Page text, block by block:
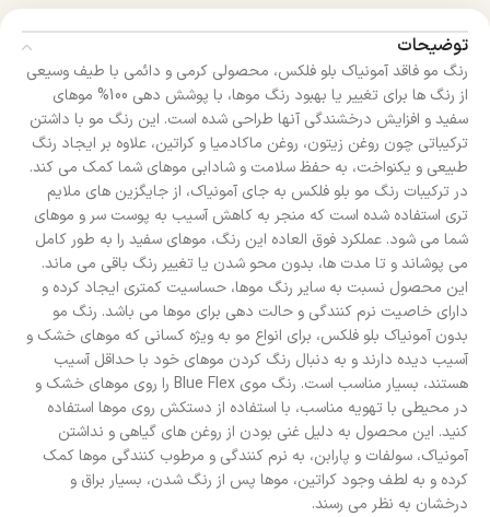
توضیحات
رنگ مو فاقد آمونیاک بلو فلکس، محصولی کرمی و دائمی با طیف وسیعی
از رنگ ها برای تغییر یا بهبود رنگ موها، با پوشش دهی 100% موهای
سفید و افزایش درخشندگی آنها طراحی شده است. این رنگ مو با داشتن
ترکیباتی چون روغن زیتون، روغن ماکادمیا و کراتین، علاوه بر ایجاد رنگ
طبیعی و یکنواخت، به حفظ سلامت و شادابی موهای شما کمک می کند.
در ترکیبات رنگ مو بلو فلکس به جای آمونیاک، از جایگزین های ملایم
تری استفاده شده است که منجر به کاهش آسیب به پوست سر و موهای
شما می شود. عملکرد فوق العاده این رنگ، موهای سفید را به طور کامل
می پوشاند و تا مدت ها، بدون محو شدن یا تغییر رنگ باقی می ماند.
این محصول نسبت به سایر رنگ موها، حساسیت کمتری ایجاد کرده و
دارای خاصیت نرم کنندگی و حالت دهی برای موها می باشد. رنگ مو
بدون آمونیاک بلو فلکس، برای انواع مو به ویژه کسانی که موهای خشک و
آسیب دیده دارند و به دنبال رنگ کردن موهای خود با حداقل آسیب
هستند، بسیار مناسب است. رنگ موی Blue Flex را روی موهای خشک و
در محیطی با تهویه مناسب، با استفاده از دستکش روی موها استفاده
کنید. این محصول به دلیل غنی بودن از روغن های گیاهی و نداشتن
آمونیاک، سولفات و پارابن، به نرم کنندگی و مرطوب کنندگی موها کمک
کرده و به لطف وجود کراتین، موها پس از رنگ شدن، بسیار براق و
درخشان به نظر می رسند.